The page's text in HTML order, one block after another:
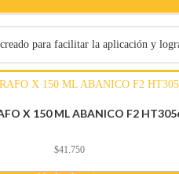
para facilitar la aplicación y
X 150 ML ABANICO F2
$41.750